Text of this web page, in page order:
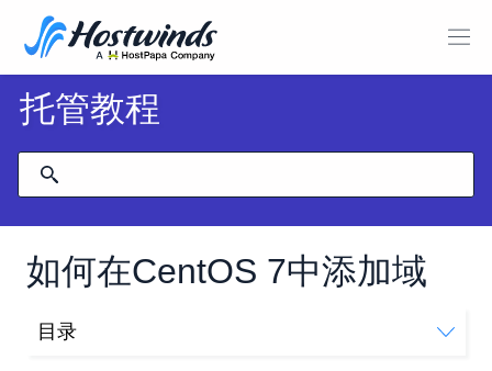
托管教程
如何在CentOS 7中添加域
目录